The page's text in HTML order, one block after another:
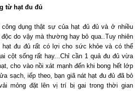
từ hạt đu đủ
dụng thật sự của hạt đủ đủ và ở nhiều
do vậy mà thường hay bỏ qua..Tuy nhiên
đu đủ rất có lợi cho sức khỏe và có thể
cột sống rất hay...Chỉ cần 1 quả đu đủ vừa
cho vào nồi xát mạnh đến khi bong hết lớp
sạch, iếp theo, bạn giã nát hạt đu đủ đã bỏ
mỏng đặt lên vị trí bị gai trong thời gian